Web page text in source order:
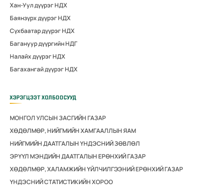
Хан-Уул дүүрэг НДХ
Баянзүрх дүүрэг НДХ
Сүхбаатар дүүрэг НДХ
Багануур дүүргийн НДГ
Налайх дүүрэг НДХ
Багахангай дүүрэг НДХ
ХЭРЭГЦЭЭТ ХОЛБООСУУД
МОНГОЛ УЛСЫН ЗАСГИЙН ГАЗАР
ХӨДӨЛМӨР, НИЙГМИЙН ХАМГААЛЛЫН ЯАМ
НИЙГМИЙН ДААТГАЛЫН ҮНДЭСНИЙ ЗӨВЛӨЛ
ЭРҮҮЛ МЭНДИЙН ДААТГАЛЫН ЕРӨНХИЙ ГАЗАР
ХӨДӨЛМӨР, ХАЛАМЖИЙН ҮЙЛЧИЛГЭЭНИЙ ЕРӨНХИЙ ГАЗАР
ҮНДЭСНИЙ СТАТИСТИКИЙН ХОРОО